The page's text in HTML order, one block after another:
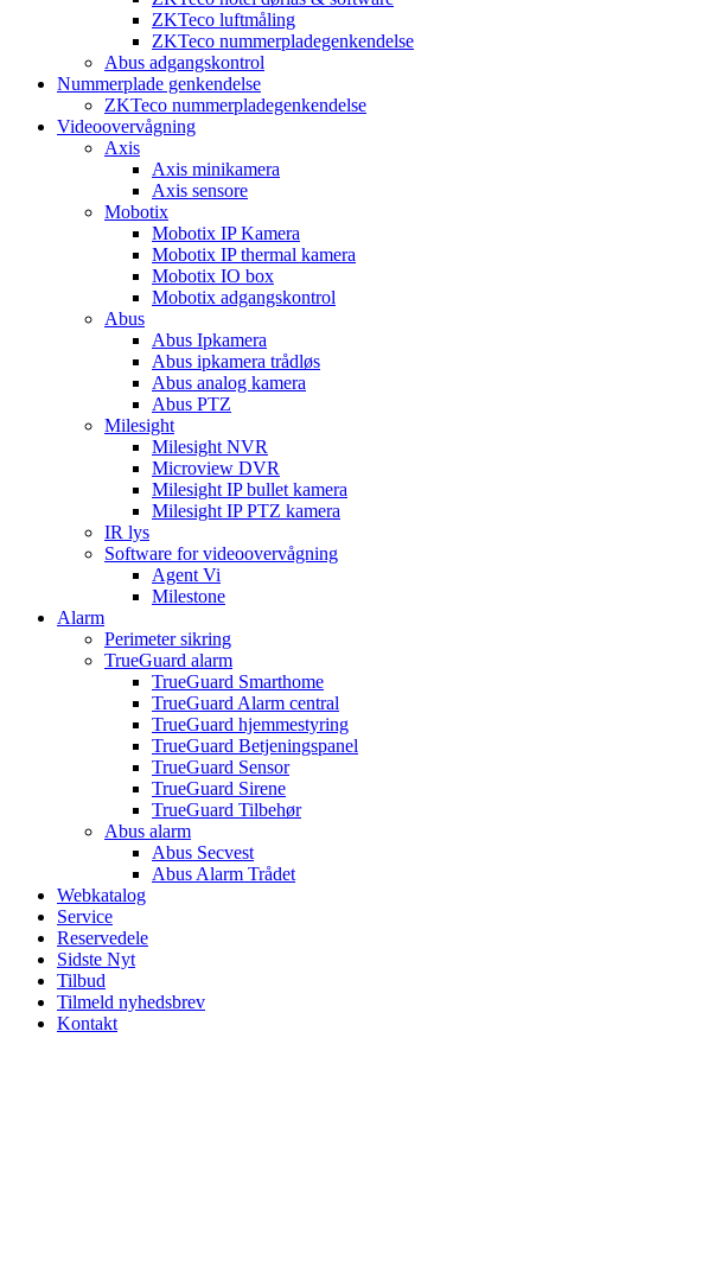
ZKTeco luftmåling
ZKTeco nummerpladegenkendelse
Abus adgangskontrol
Nummerplade genkendelse
ZKTeco nummerpladegenkendelse
Videoovervågning
Axis
Axis minikamera
Axis sensore
Mobotix
Mobotix IP Kamera
Mobotix IP thermal kamera
Mobotix IO box
Mobotix adgangskontrol
Abus
Abus Ipkamera
Abus ipkamera trådløs
Abus analog kamera
Abus PTZ
Milesight
Milesight NVR
Microview DVR
Milesight IP bullet kamera
Milesight IP PTZ kamera
IR lys
Software for videoovervågning
Agent Vi
Milestone
Alarm
Perimeter sikring
TrueGuard alarm
TrueGuard Smarthome
TrueGuard Alarm central
TrueGuard hjemmestyring
TrueGuard Betjeningspanel
TrueGuard Sensor
TrueGuard Sirene
TrueGuard Tilbehør
Abus alarm
Abus Secvest
Abus Alarm Trådet
Webkatalog
Service
Reservedele
Sidste Nyt
Tilbud
Tilmeld nyhedsbrev
Kontakt